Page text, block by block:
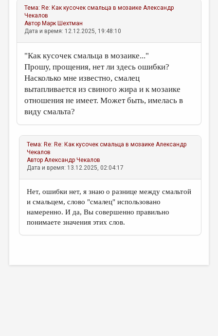
Тема: Re: Как кусочек смальца в мозаике Александр
Чекалов
Автор Марк Шехтман
Дата и время: 12.12.2025, 19:48:10
"Как кусочек смальца в мозаике..."
Прошу, прощения, нет ли здесь ошибки?
Насколько мне известно, смалец
вытапливается из свиного жира и к мозаике
отношения не имеет. Может быть, имелась в
виду смальта?
Тема: Re: Re: Как кусочек смальца в мозаике Александр
Чекалов
АвторАлександр Чекалов
Дата и время: 13.12.2025, 02:04:17
Нет, ошибки нет, я знаю о разнице между смальтой
и смальцем, слово "смалец" использовано
намеренно. И да, Вы совершенно правильно
понимаете значения этих слов.